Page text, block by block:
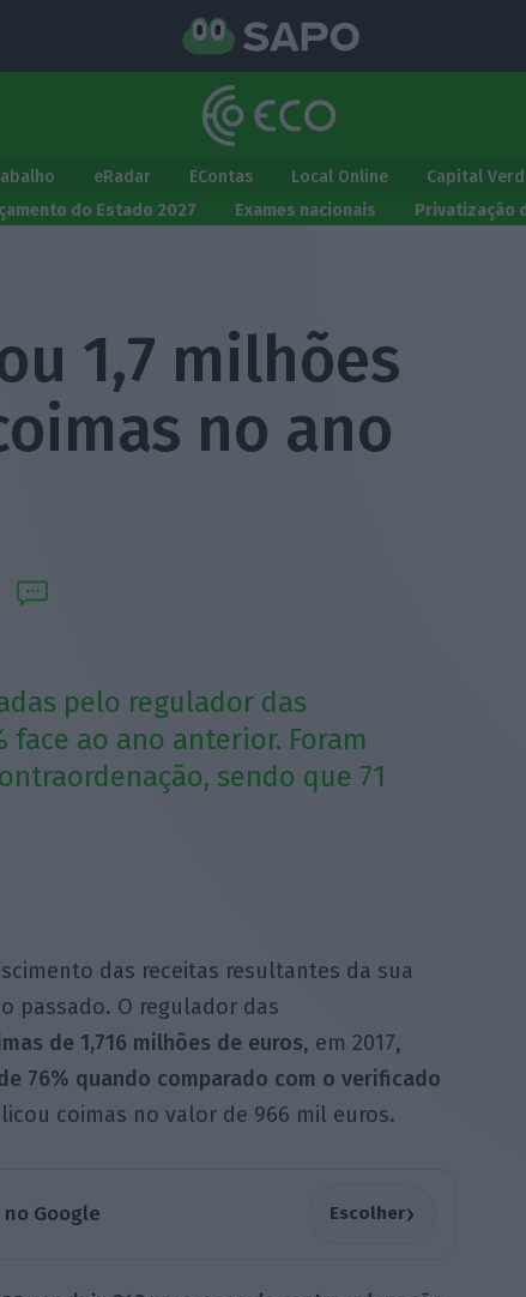
eRadar EContas Local Online Capital
do Estado 2027 Exames nacionais Privatização
1,7 milhões
no ano
pelo regulador das
face ao ano anterior. Foram
sendo que 71
das receitas resultantes da sua
passado. O regulador das
de 1,716 milhões de euros, em 2017,
76% quando comparado com o verificado
coimas no valor de 966 mil euros.
Google Escolher›